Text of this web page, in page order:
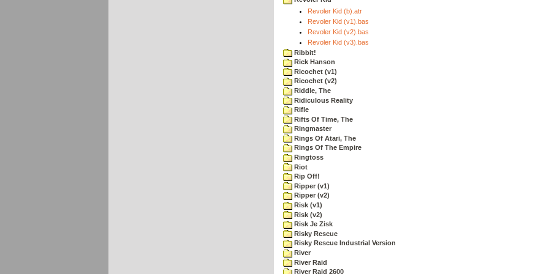
Revoler Kid (b).atr
Revoler Kid (v1).bas
Revoler Kid (v2).bas
Revoler Kid (v3).bas
Ribbit!
Rick Hanson
Ricochet (v1)
Ricochet (v2)
Riddle, The
Ridiculous Reality
Rifle
Rifts Of Time, The
Ringmaster
Rings Of Atari, The
Rings Of The Empire
Ringtoss
Riot
Rip Off!
Ripper (v1)
Ripper (v2)
Risk (v1)
Risk (v2)
Risk Je Zisk
Risky Rescue
Risky Rescue Industrial Version
River
River Raid
River Raid 2600